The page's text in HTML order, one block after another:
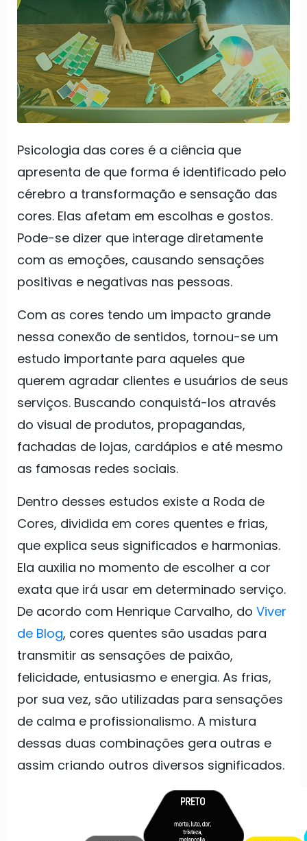
Psicologia das cores é a ciência que
apresenta de que forma é identificado pelo
cérebro a transformação e sensação das
cores. Elas afetam em escolhas e gostos.
Pode-se dizer que interage diretamente
com as emoções, causando sensações
positivas e negativas nas pessoas.
Com as cores tendo um impacto grande
nessa conexão de sentidos, tornou-se um
estudo importante para aqueles que
querem agradar clientes e usuários de seus
serviços. Buscando conquistá-los através
do visual de produtos, propagandas,
fachadas de lojas, cardápios e até mesmo
as famosas redes sociais.
Dentro desses estudos existe a Roda de
Cores, dividida em cores quentes e frias,
que explica seus significados e harmonias.
Ela auxilia no momento de escolher a cor
exata que irá usar em determinado serviço.
De acordo com Henrique Carvalho, do Viver
de Blog, cores quentes são usadas para
transmitir as sensações de paixão,
felicidade, entusiasmo e energia. As frias,
por sua vez, são utilizadas para sensações
de calma e profissionalismo. A mistura
dessas duas combinações gera outras e
assim criando outros diversos significados.